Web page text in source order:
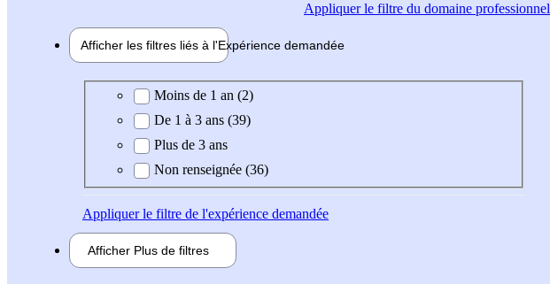
Appliquerle filtre du domaine professionnel
Afficher les filtres liés à l'Expérience demandée
Expérience demandée
Moins de 1 an (2)
De 1 à 3 ans (39)
Plus de 3 ans
Non renseignée (36)
Appliquerle filtre de l'expérience demandée
Afficher Plus de filtres